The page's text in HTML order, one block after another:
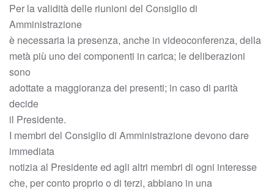
Per la validità delle riunioni del Consiglio di
Amministrazione
è necessaria la presenza, anche in videoconferenza, della
metà più uno dei componenti in carica; le deliberazioni
sono
adottate a maggioranza dei presenti; in caso di parità
decide
il Presidente.
I membri del Consiglio di Amministrazione devono dare
immediata
notizia al Presidente ed agli altri membri di ogni interesse
che, per conto proprio o di terzi, abbiano in una